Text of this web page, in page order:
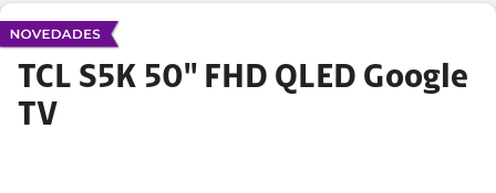
TCL S5K 50'' FHD QLED Google
TV